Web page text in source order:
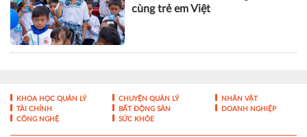
cùng trẻ em Việt
KHOA HỌC QUẢN LÝ CHUYỆN QUẢN LÝ
NHÂN VẬT
TÀI CHÍNH
BẤT ĐỘNG SẢN
DOANH NGHIỆP
CÔNG NGHỆ
SỨC KHỎE